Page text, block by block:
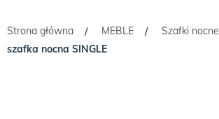
Strona główna / MEBLE / Szafki nocne
szafka nocna SINGLE